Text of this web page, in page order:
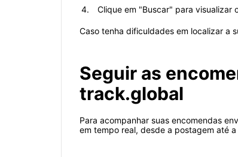
Clique em "Buscar" para visualizar
Caso tenha dificuldades em localizar a
Seguir as
track.global
Para acompanhar suas encomendas
em tempo real, desde a postagem até